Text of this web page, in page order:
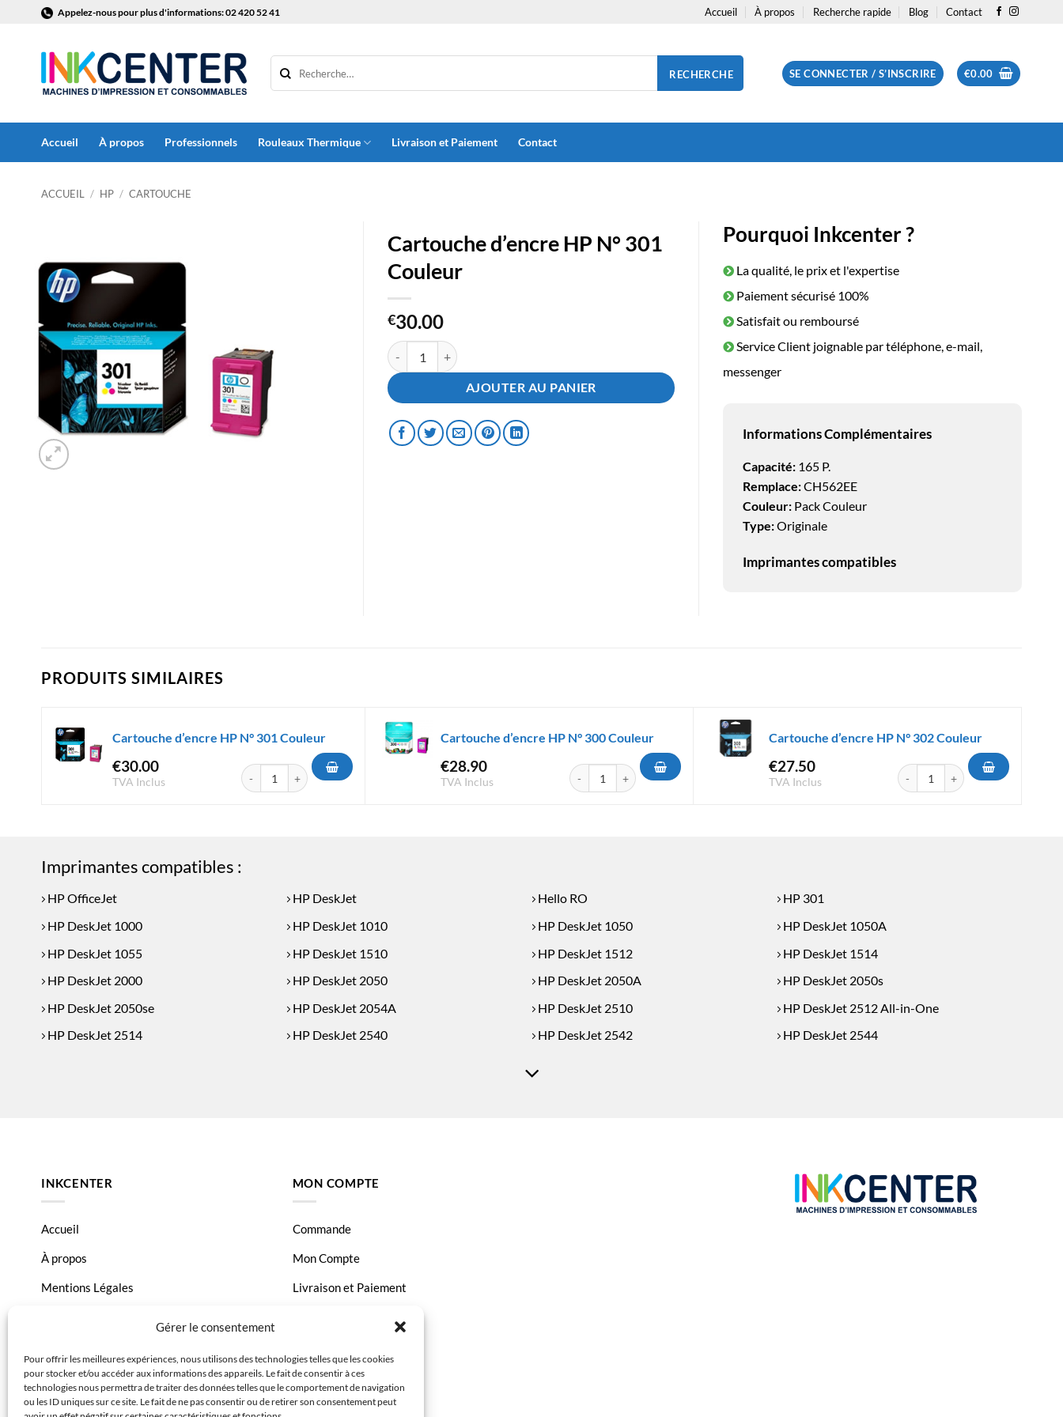
Gérer le consentement
Pour offrir les meilleures expériences, nous utilisons des technologies telles que les cookies
pour stocker et/ou accéder aux informations des appareils. Le fait de consentir à ces
technologies nous permettra de traiter des données telles que le comportement de navigation
ou les ID uniques sur ce site. Le fait de ne pas consentir ou de retirer son consentement peut
contenu
Appelez-nous pour plus d'informations: 02 420 52 41 Accueil À propos Recherche rapide Blog Contact
RECHERCHE SE CONNECTER / S’INSCRIRE €0.00
Accueil À propos Professionnels Rouleaux Thermique Livraison et Paiement Contact
ACCUEIL / HP / CARTOUCHE
Cartouche d’encre HP N° 301
Couleur
€30.00
quantité de Cartouche d'encre HP N° 301 Couleur
AJOUTER AU PANIER
Pourquoi Inkcenter ?
La qualité, le prix et l'expertise
Paiement sécurisé 100%
Satisfait ou remboursé
Service Client joignable par téléphone, e-mail,
messenger
Informations Complémentaires
Capacité:165 P.
Remplace:CH562EE
Couleur: Pack Couleur
Type:Originale
Imprimantes compatibles
PRODUITS SIMILAIRES
Cartouche d’encre HP N° 301 Couleur
€30.00
TVA Inclus
quantité de Cartouche d'encre HP N° 301 Couleur
Cartouche d’encre HP N° 300 Couleur
€28.90
TVA Inclus
quantité de Cartouche d'encre HP N° 300 Couleur
Cartouche d’encre HP N° 302 Couleur
€27.50
TVA Inclus
quantité de Cartouche d'encre HP
Imprimantes compatibles :
HP OfficeJet HP DeskJet Hello RO
HP 301
HP DeskJet 1000
HP DeskJet 1010 HP DeskJet 1050
HP DeskJet 1050A
HP DeskJet 1055
HP DeskJet 1510 HP DeskJet 1512
HP DeskJet 1514
HP DeskJet 2000
HP DeskJet 2050 HP DeskJet 2050A
HP DeskJet 2050s
HP DeskJet 2050se
HP DeskJet 2054A HP DeskJet 2510
HP DeskJet 2512 All-in-One
HP DeskJet 2514
HP DeskJet 2540 HP DeskJet 2542
HP DeskJet 2544
HP OfficeJet 2620
HP OfficeJet 2622
HP OfficeJet 4630
INKCENTER
Accueil
À propos
Mentions Légales
Politique de confidentialité
MON COMPTE
Commande
Mon Compte
Livraison et Paiement